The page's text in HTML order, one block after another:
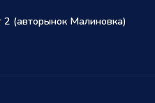
данных
2 (авторынок Малиновка)